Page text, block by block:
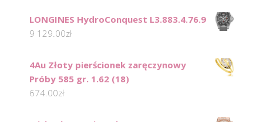
LONGINES HydroConquest L3.883.4.76.9
9 129.00zł
4Au Złoty pierścionek zaręczynowy
Próby 585 gr. 1.62 (18)
674.00zł